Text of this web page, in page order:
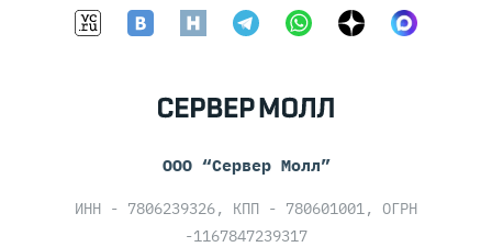
ООО “Сервер Молл”
ИНН - 7806239326, КПП - 780601001, ОГРН
-1167847239317